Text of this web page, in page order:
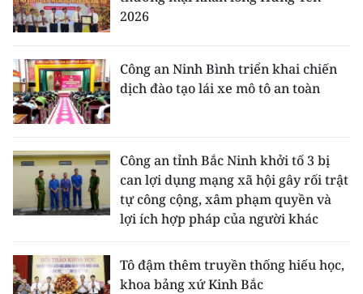
2026
Công an Ninh Bình triển khai chiến
dịch đào tạo lái xe mô tô an toàn
Công an tỉnh Bắc Ninh khởi tố 3 bị
can lợi dụng mạng xã hội gây rối trật
tự công cộng, xâm phạm quyền và
lợi ích hợp pháp của người khác
Tô đậm thêm truyền thống hiếu học,
khoa bảng xứ Kinh Bắc